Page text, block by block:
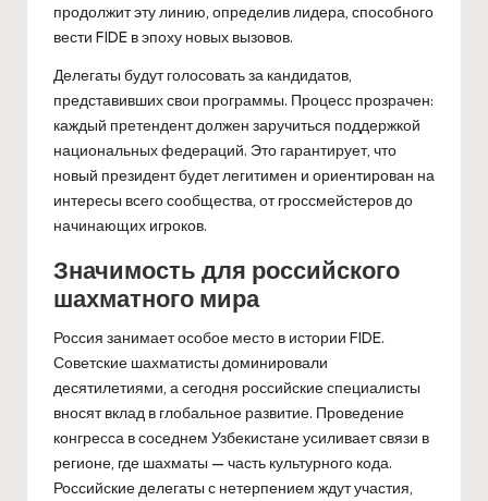
продолжит эту линию, определив лидера, способного
вести FIDE в эпоху новых вызовов.
Делегаты будут голосовать за кандидатов,
представивших свои программы. Процесс прозрачен:
каждый претендент должен заручиться поддержкой
национальных федераций. Это гарантирует, что
новый президент будет легитимен и ориентирован на
интересы всего сообщества, от гроссмейстеров до
начинающих игроков.
Значимость для российского
шахматного мира
Россия занимает особое место в истории FIDE.
Советские шахматисты доминировали
десятилетиями, а сегодня российские специалисты
вносят вклад в глобальное развитие. Проведение
конгресса в соседнем Узбекистане усиливает связи в
регионе, где шахматы — часть культурного кода.
Российские делегаты с нетерпением ждут участия,